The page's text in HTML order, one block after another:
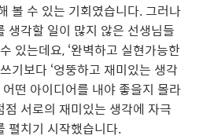
볼 수 있는 기회였습니다. 그러나
생각할 일이 많지 않은 선생님들
있는데요, ‘완벽하고 실현가능한
기보다 ‘엉뚱하고 재미있는 생각
떤 아이디어를 내야 좋을지 몰라
서로의 재미있는 생각에 자극
펼치기 시작했습니다.